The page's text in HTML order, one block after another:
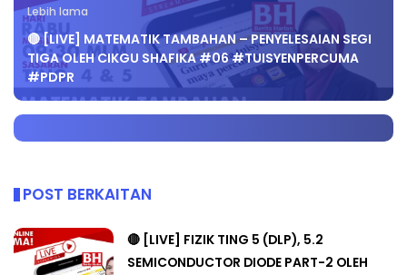
Lebih lama
🔴 [LIVE] MATEMATIK TAMBAHAN – PENYELESAIAN SEGI
TIGA OLEH CIKGU SHAFIKA #06 #TUISYENPERCUMA
#PDPR
POST BERKAITAN
🔴 [LIVE] FIZIK TING 5 (DLP), 5.2
SEMICONDUCTOR DIODE PART-2 OLEH